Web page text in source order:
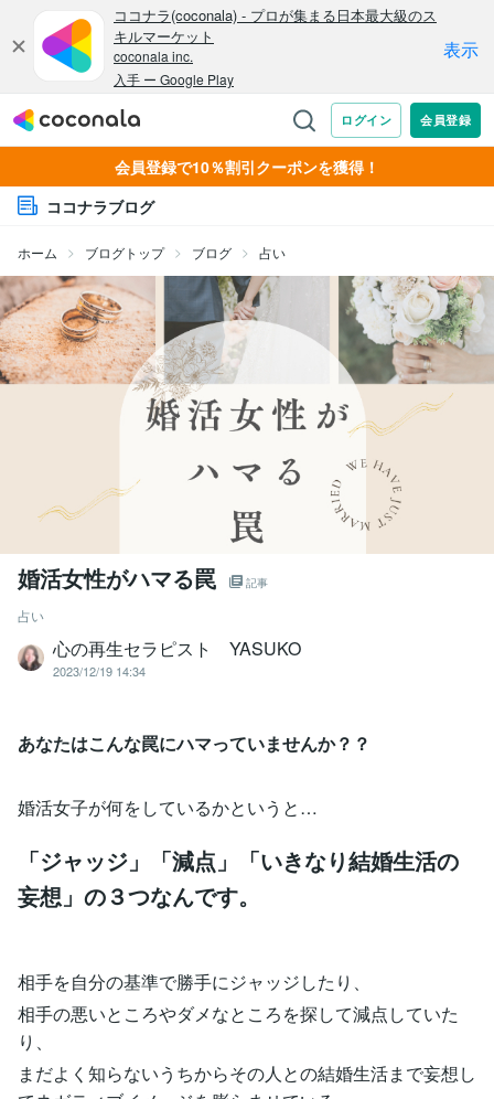
会員登録で10％割引クーポンを獲得！
ココナラブログ
ホーム ブログトップ ブログ 占い
婚活女性がハマる罠 記事
占い
心の再生セラピスト YASUKO
2023/12/19 14:34
あなたはこんな罠にハマっていませんか？？
婚活女子が何をしているかというと…
「ジャッジ」「減点」「いきなり結婚生活の
妄想」の３つなんです。
相手を自分の基準で勝手にジャッジしたり、
相手の悪いところやダメなところを探して減点していた
り、
まだよく知らないうちからその人との結婚生活まで妄想し